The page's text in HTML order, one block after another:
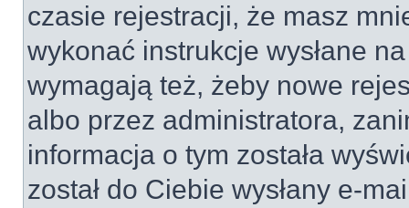
czasie rejestracji, że masz
wykonać instrukcje wysłane
wymagają też, żeby nowe
albo przez administratora,
informacja o tym została
został do Ciebie wysłany e-